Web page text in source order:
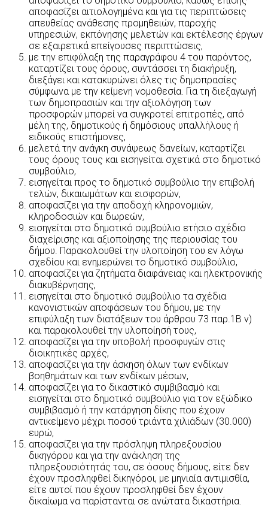
αποφασίζει αιτιολογημένα και για τις περιπτώσεις
απευθείας ανάθεσης προμηθειών, παροχής
υπηρεσιών, εκπόνησης μελετών και εκτέλεσης έργων
σε εξαιρετικά επείγουσες περιπτώσεις,
με την επιφύλαξη της παραγράφου 4 του παρόντος,
καταρτίζει τους όρους, συντάσσει τη διακήρυξη,
διεξάγει και κατακυρώνει όλες τις δημοπρασίες
σύμφωνα με την κείμενη νομοθεσία. Για τη διεξαγωγή
των δημοπρασιών και την αξιολόγηση των
προσφορών μπορεί να συγκροτεί επιτροπές, από
μέλη της, δημοτικούς ή δημόσιους υπαλλήλους ή
ειδικούς επιστήμονες,
μελετά την ανάγκη συνάψεως δανείων, καταρτίζει
τους όρους τους και εισηγείται σχετικά στο δημοτικό
συμβούλιο,
εισηγείται προς το δημοτικό συμβούλιο την επιβολή
τελών, δικαιωμάτων και εισφορών,
αποφασίζει για την αποδοχή κληρονομιών,
κληροδοσιών και δωρεών,
εισηγείται στο δημοτικό συμβούλιο ετήσιο σχέδιο
διαχείρισης και αξιοποίησης της περιουσίας του
δήμου. Παρακολουθεί την υλοποίηση του εν λόγω
σχεδίου και ενημερώνει το δημοτικό συμβούλιο,
αποφασίζει για ζητήματα διαφάνειας και ηλεκτρονικής
διακυβέρνησης,
εισηγείται στο δημοτικό συμβούλιο τα σχέδια
κανονιστικών αποφάσεων του δήμου, με την
επιφύλαξη των διατάξεων του άρθρου 73 παρ.1B v)
και παρακολουθεί την υλοποίησή τους,
αποφασίζει για την υποβολή προσφυγών στις
διοικητικές αρχές,
αποφασίζει για την άσκηση όλων των ενδίκων
βοηθημάτων και των ενδίκων μέσων,
αποφασίζει για το δικαστικό συμβιβασμό και
εισηγείται στο δημοτικό συμβούλιο για τον εξώδικο
συμβιβασμό ή την κατάργηση δίκης που έχουν
αντικείμενο μέχρι ποσού τριάντα χιλιάδων (30.000)
ευρώ,
αποφασίζει για την πρόσληψη πληρεξουσίου
δικηγόρου και για την ανάκληση της
πληρεξουσιότητάς του, σε όσους δήμους, είτε δεν
έχουν προσληφθεί δικηγόροι, με μηνιαία αντιμισθία,
είτε αυτοί που έχουν προσληφθεί δεν έχουν
δικαίωμα να παρίστανται σε ανώτατα δικαστήρια.